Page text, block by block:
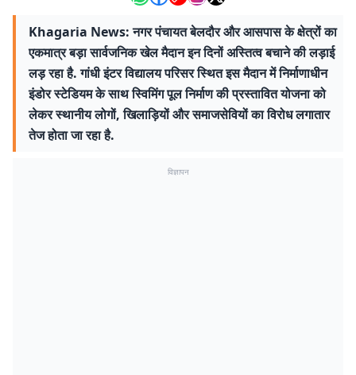
Khagaria News: नगर पंचायत बेलदौर और आसपास के क्षेत्रों का
एकमात्र बड़ा सार्वजनिक खेल मैदान इन दिनों अस्तित्व बचाने की लड़ाई
लड़ रहा है. गांधी इंटर विद्यालय परिसर स्थित इस मैदान में निर्माणाधीन
इंडोर स्टेडियम के साथ स्विमिंग पूल निर्माण की प्रस्तावित योजना को
लेकर स्थानीय लोगों, खिलाड़ियों और समाजसेवियों का विरोध लगातार
तेज होता जा रहा है.
विज्ञापन